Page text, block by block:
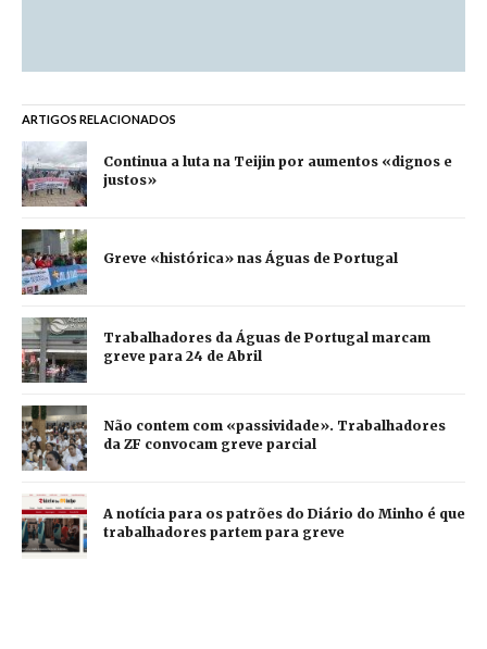
ARTIGOS RELACIONADOS
Continua a luta na Teijin por aumentos «dignos e
justos»
Greve «histórica» nas Águas de Portugal
Trabalhadores da Águas de Portugal marcam
greve para 24 de Abril
Não contem com «passividade». Trabalhadores
da ZF convocam greve parcial
A notícia para os patrões do Diário do Minho é que
trabalhadores partem para greve